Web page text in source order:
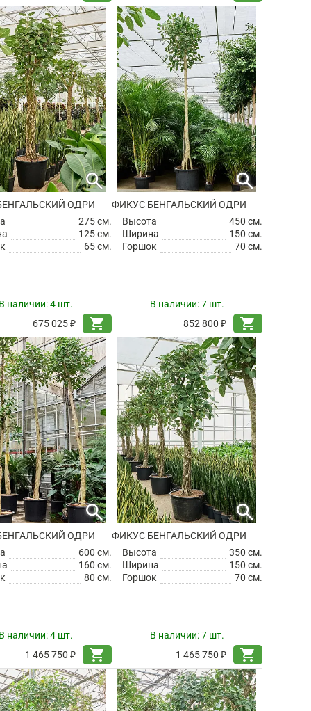
search
ОДРИ
275 см.
125 см.
65 см.
наличии:4 шт.
675 025 ₽
shopping_cart
search
ФИКУС БЕНГАЛЬСКИЙ ОДРИ
Высота
450 см.
Ширина
150 см.
Горшок
70 см.
В наличии:7 шт.
852 800 ₽
shopping_cart
search
ОДРИ
600 см.
160 см.
80 см.
наличии:4 шт.
1 465 750 ₽
shopping_cart
search
ФИКУС БЕНГАЛЬСКИЙ ОДРИ
Высота
350 см.
Ширина
150 см.
Горшок
70 см.
В наличии:7 шт.
1 465 750 ₽
shopping_cart